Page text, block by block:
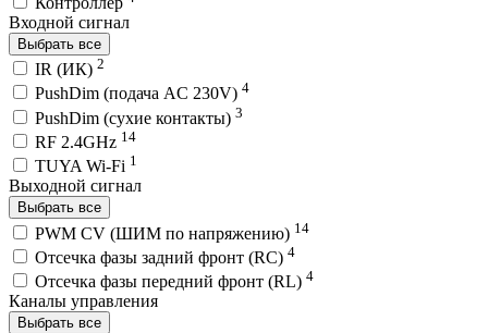
Входной сигнал
Выбрать все
IR (ИК) 2
PushDim (подача AC 230V) 4
PushDim (сухие контакты) 3
RF 2.4GHz 14
TUYA Wi-Fi 1
Выходной сигнал
Выбрать все
PWM СV (ШИМ по напряжению) 14
Отсечка фазы задний фронт (RC) 4
Отсечка фазы передний фронт (RL) 4
Каналы управления
Выбрать все